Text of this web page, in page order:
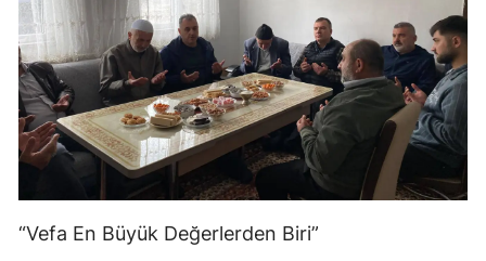
“Vefa En Büyük Değerlerden Biri”